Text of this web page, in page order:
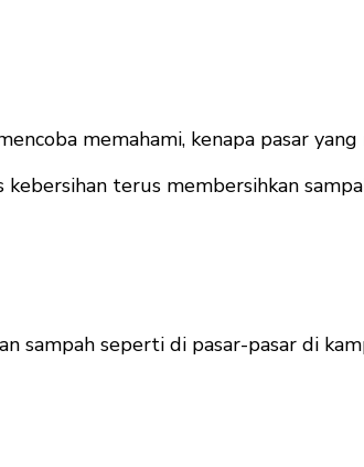
memahami, kenapa pasar
terus membersihkan
sampah seperti di pasar-pasar di